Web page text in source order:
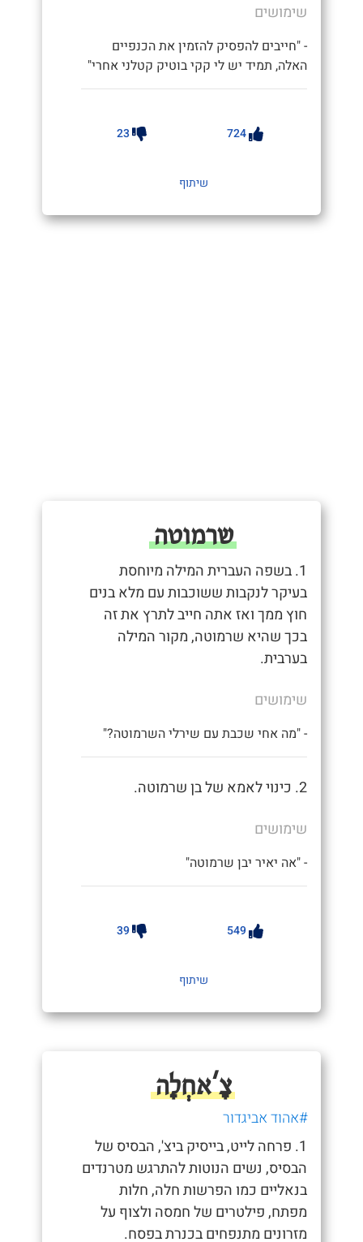
שימושים
- "חייבים להפסיק להזמין את הכנפיים
האלה, תמיד יש לי קקי בוטיק קטלני אחרי"
724
23
שיתוף
שרמוטה
1. בשפה העברית המילה מיוחסת
בעיקר לנקבות ששוכבות עם מלא בנים
חוץ ממך ואז אתה חייב לתרץ את זה
בכך שהיא שרמוטה, מקור המילה
בערבית.
שימושים
- "מה אחי שכבת עם שירלי השרמוטה?"
2. כינוי לאמא של בן שרמוטה.
שימושים
- "אה יאיר יבן שרמוטה"
549
39
שיתוף
צָ'אחְלָה
#אהוד אביגדור
1. פרחה לייט, בייסיק ביצ', הבסיס של
הבסיס, נשים הנוטות להתרגש מטרנדים
בנאליים כמו הפרשות חלה, חלות
מפתח, פילטרים של חמסה ולצוף על
מזרונים מתנפחים בכנרת בפסח.